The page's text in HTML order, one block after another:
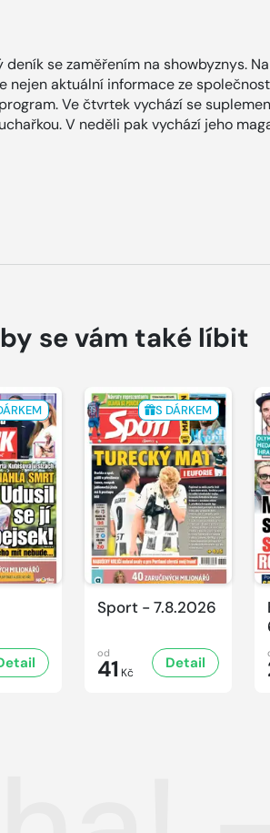
deník se zaměřením na showbyznys.
nejen aktuální informace ze
Ve čtvrtek vychází se
V neděli pak vychází jeho
se vám také líbit
S DÁRKEM
Sport - 7.8.2026
od
41 Kč
Detail